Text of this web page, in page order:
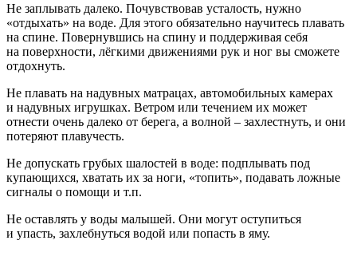
Не заплывать далеко. Почувствовав усталость, нужно
«отдыхать» на воде. Для этого обязательно научитесь плавать
на спине. Повернувшись на спину и поддерживая себя
на поверхности, лёгкими движениями рук и ног вы сможете
отдохнуть.
Не плавать на надувных матрацах, автомобильных камерах
и надувных игрушках. Ветром или течением их может
отнести очень далеко от берега, а волной – захлестнуть, и они
потеряют плавучесть.
Не допускать грубых шалостей в воде: подплывать под
купающихся, хватать их за ноги, «топить», подавать ложные
сигналы о помощи и т.п.
Не оставлять у воды малышей. Они могут оступиться
и упасть, захлебнуться водой или попасть в яму.